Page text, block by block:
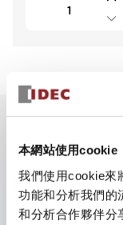
本網站使用cookie
我們使用cookie來
功能和分析我們的
和分析合作夥伴分
主要特點
CS型凸輪開關是
泛的操作開關器。